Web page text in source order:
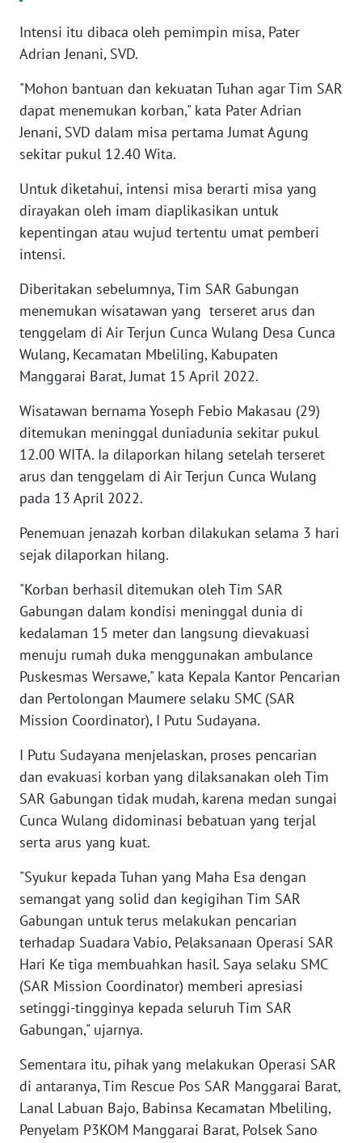
Intensi itu dibaca oleh pemimpin misa, Pater
Adrian Jenani, SVD.
"Mohon bantuan dan kekuatan Tuhan agar Tim SAR
dapat menemukan korban," kata Pater Adrian
Jenani, SVD dalam misa pertama Jumat Agung
sekitar pukul 12.40 Wita.
Untuk diketahui, intensi misa berarti misa yang
dirayakan oleh imam diaplikasikan untuk
kepentingan atau wujud tertentu umat pemberi
intensi.
Diberitakan sebelumnya, Tim SAR Gabungan
menemukan wisatawan yang terseret arus dan
tenggelam di Air Terjun Cunca Wulang Desa Cunca
Wulang, Kecamatan Mbeliling, Kabupaten
Manggarai Barat, Jumat 15 April 2022.
Wisatawan bernama Yoseph Febio Makasau (29)
ditemukan meninggal duniadunia sekitar pukul
12.00 WITA. Ia dilaporkan hilang setelah terseret
arus dan tenggelam di Air Terjun Cunca Wulang
pada 13 April 2022.
Penemuan jenazah korban dilakukan selama 3 hari
sejak dilaporkan hilang.
"Korban berhasil ditemukan oleh Tim SAR
Gabungan dalam kondisi meninggal dunia di
kedalaman 15 meter dan langsung dievakuasi
menuju rumah duka menggunakan ambulance
Puskesmas Wersawe," kata Kepala Kantor Pencarian
dan Pertolongan Maumere selaku SMC (SAR
Mission Coordinator), I Putu Sudayana.
I Putu Sudayana menjelaskan, proses pencarian
dan evakuasi korban yang dilaksanakan oleh Tim
SAR Gabungan tidak mudah, karena medan sungai
Cunca Wulang didominasi bebatuan yang terjal
serta arus yang kuat.
"Syukur kepada Tuhan yang Maha Esa dengan
semangat yang solid dan kegigihan Tim SAR
Gabungan untuk terus melakukan pencarian
terhadap Suadara Vabio, Pelaksanaan Operasi SAR
Hari Ke tiga membuahkan hasil. Saya selaku SMC
(SAR Mission Coordinator) memberi apresiasi
setinggi-tingginya kepada seluruh Tim SAR
Gabungan," ujarnya.
Sementara itu, pihak yang melakukan Operasi SAR
di antaranya, Tim Rescue Pos SAR Manggarai Barat,
Lanal Labuan Bajo, Babinsa Kecamatan Mbeliling,
Penyelam P3KOM Manggarai Barat, Polsek Sano
WN
PAPUA
BARAT
WN
RIAU
SERAMBI
JAMBI
WN
WN
NTB
WN
SULTENG
WN
SULBAR
BABEL
WN
WN
SUMSEL
WN
BENGKULU
WN
LAMPUNG
WN
JATENG
WN
NUSANTARA
WN
JOGJA
WN
JATIM
WN
WN
KALBAR